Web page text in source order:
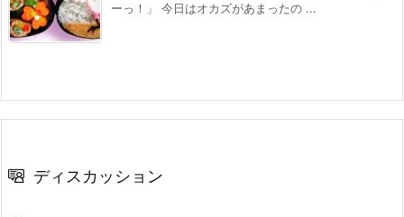
ーっ！」 今日はオカズがあまったの ...
ディスカッション